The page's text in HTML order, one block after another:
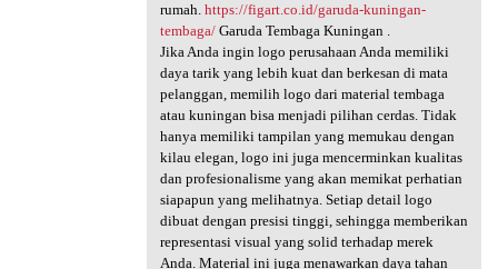
rumah. https://figart.co.id/garuda-kuningan-
tembaga/Garuda Tembaga Kuningan .
Jika Anda ingin logo perusahaan Anda memiliki
daya tarik yang lebih kuat dan berkesan di mata
pelanggan, memilih logo dari material tembaga
atau kuningan bisa menjadi pilihan cerdas. Tidak
hanya memiliki tampilan yang memukau dengan
kilau elegan, logo ini juga mencerminkan kualitas
dan profesionalisme yang akan memikat perhatian
siapapun yang melihatnya. Setiap detail logo
dibuat dengan presisi tinggi, sehingga memberikan
representasi visual yang solid terhadap merek
Anda. Material ini juga menawarkan daya tahan